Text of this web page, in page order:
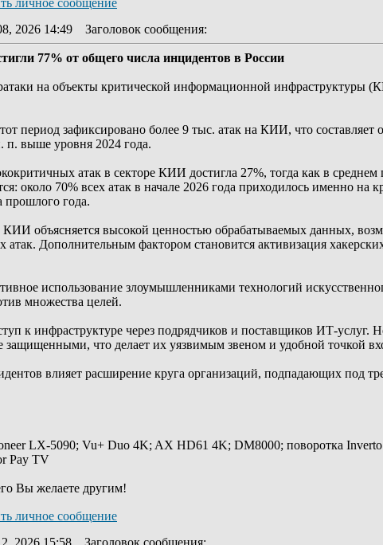
2026 14:49 Заголовок сообщения:
77% от общего числа инцидентов в России
на объекты критической информационной
период зафиксировано более 9 тыс. атак на КИИ, что
п. выше уровня 2024 года.
атак в секторе КИИ достигла 27%, тогда как в
около 70% всех атак в начале 2026 года приходилось именно
прошлого года.
объясняется высокой ценностью обрабатываемых данных,
Дополнительным фактором становится активизация
использование злоумышленниками технологий
множества целей.
к инфраструктуре через подрядчиков и поставщиков ИТ-
защищенными, что делает их уязвимым звеном и удобной точкой
влияет расширение круга организаций, подпадающих под
LX-5090; Vu+ Duo 4K; AX HD61 4K; DM8000; поворотка
Pay TV
Вы желаете другим!
2026 15:58 Заголовок сообщения: